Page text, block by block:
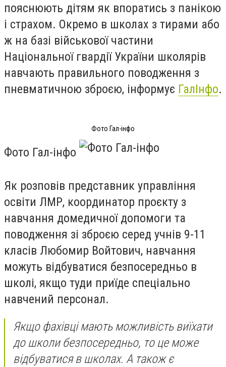
пояснюють дітям як впоратись з панікою
і страхом. Окремо в школах з тирами або
ж на базі військової частини
Національної гвардії України школярів
навчають правильного поводження з
пневматичною зброєю, інформує ГалІнфо.
Фото Гал-інфо
Фото Гал-інфо
Як розповів представник управління
освіти ЛМР, координатор проєкту з
навчання домедичної допомоги та
поводження зі зброєю серед учнів 9-11
класів Любомир Войтович, навчання
можуть відбуватися безпосередньо в
школі, якщо туди приїде спеціально
навчений персонал.
Якщо фахівці мають можливість виїхати
до школи безпосередньо, то це може
відбуватися в школах. А також є